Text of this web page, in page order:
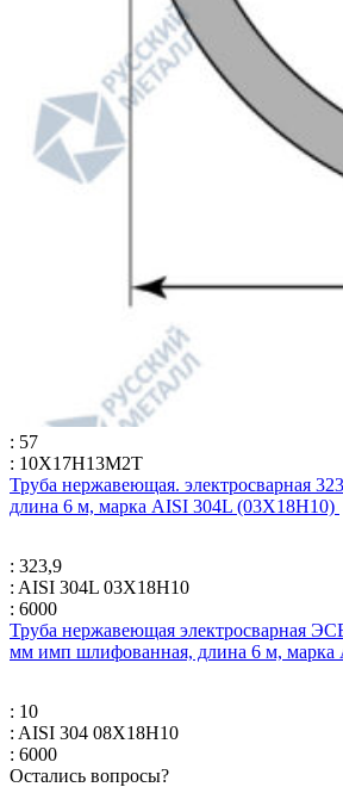
: 57
: 10Х17Н13М2Т
Труба нержавеющая. электросварная
длина 6 м, марка AISI 304L (03Х18Н10)
: 323,9
: AISI 304L 03Х18Н10
: 6000
Труба нержавеющая электросварная
мм имп шлифованная, длина 6 м,
: 10
: AISI 304 08Х18Н10
: 6000
Остались вопросы?